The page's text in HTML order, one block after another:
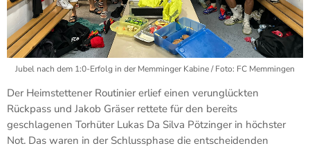
Jubel nach dem 1:0-Erfolg in der Memminger Kabine / Foto: FC Memmingen
Der Heimstettener Routinier erlief einen verunglückten
Rückpass und Jakob Gräser rettete für den bereits
geschlagenen Torhüter Lukas Da Silva Pötzinger in höchster
Not. Das waren in der Schlussphase die entscheidenden